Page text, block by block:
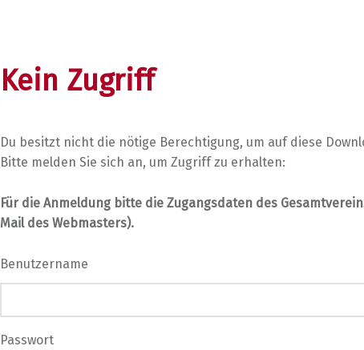
Kein Zugriff
Du besitzt nicht die nötige Berechtigung, um auf diese
Bitte melden Sie sich an, um Zugriff zu erhalten:
Für die Anmeldung bitte die Zugangsdaten des
Mail des Webmasters).
Benutzername
Passwort